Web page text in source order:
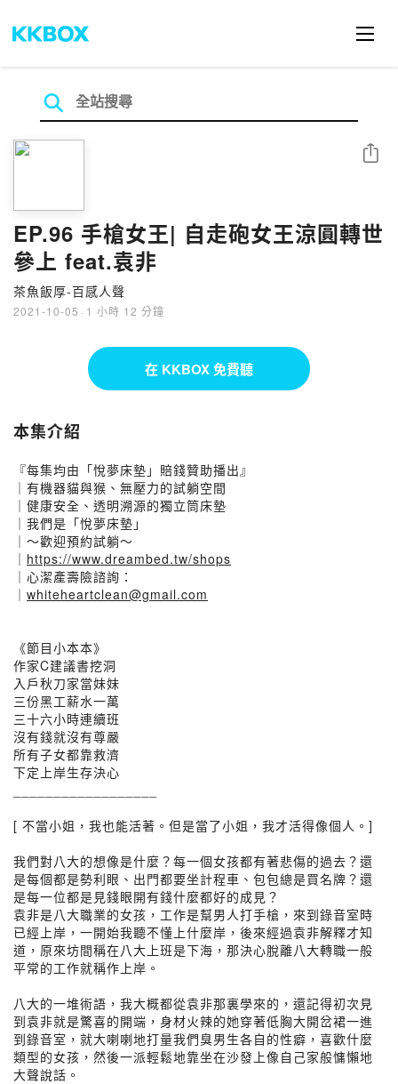
EP.96 手槍女王| 自走砲女王涼圓轉世
參上 feat.袁非
茶魚飯厚-百感人聲
2021-10-05 · 1 小時 12 分鐘
分享
在 KKBOX 免費聽
本集介紹
『每集均由「悅夢床墊」賠錢贊助播出』
｜有機器貓與猴、無壓力的試躺空間
｜健康安全、透明溯源的獨立筒床墊
｜我們是「悅夢床墊」
｜～歡迎預約試躺～
｜ https://www.dreambed.tw/shops
｜心潔產壽險諮詢：
｜ whiteheartclean@gmail.com
《節目小本本》
作家C建議書挖洞
入戶秋刀家當妹妹
三份黑工薪水一萬
三十六小時連續班
沒有錢就沒有尊嚴
所有子女都靠救濟
下定上岸生存決心
[ 不當小姐，我也能活著。但是當了小姐，我才活得像個人。]
我們對八大的想像是什麼？每一個女孩都有著悲傷的過去？還
是每個都是勢利眼、出門都要坐計程車、包包總是買名牌？還
是每一位都是見錢眼開有錢什麼都好的成見？
袁非是八大職業的女孩，工作是幫男人打手槍，來到錄音室時
已經上岸，一開始我聽不懂上什麼岸，後來經過袁非解釋才知
道，原來坊間稱在八大上班是下海，那決心脫離八大轉職一般
平常的工作就稱作上岸。
八大的一堆術語，我大概都從袁非那裏學來的，還記得初次見
到袁非就是驚喜的開端，身材火辣的她穿著低胸大開岔裙一進
到錄音室，就大喇喇地打量我們臭男生各自的性癖，喜歡什麼
類型的女孩，然後一派輕鬆地靠坐在沙發上像自己家般慵懶地
大聲說話。